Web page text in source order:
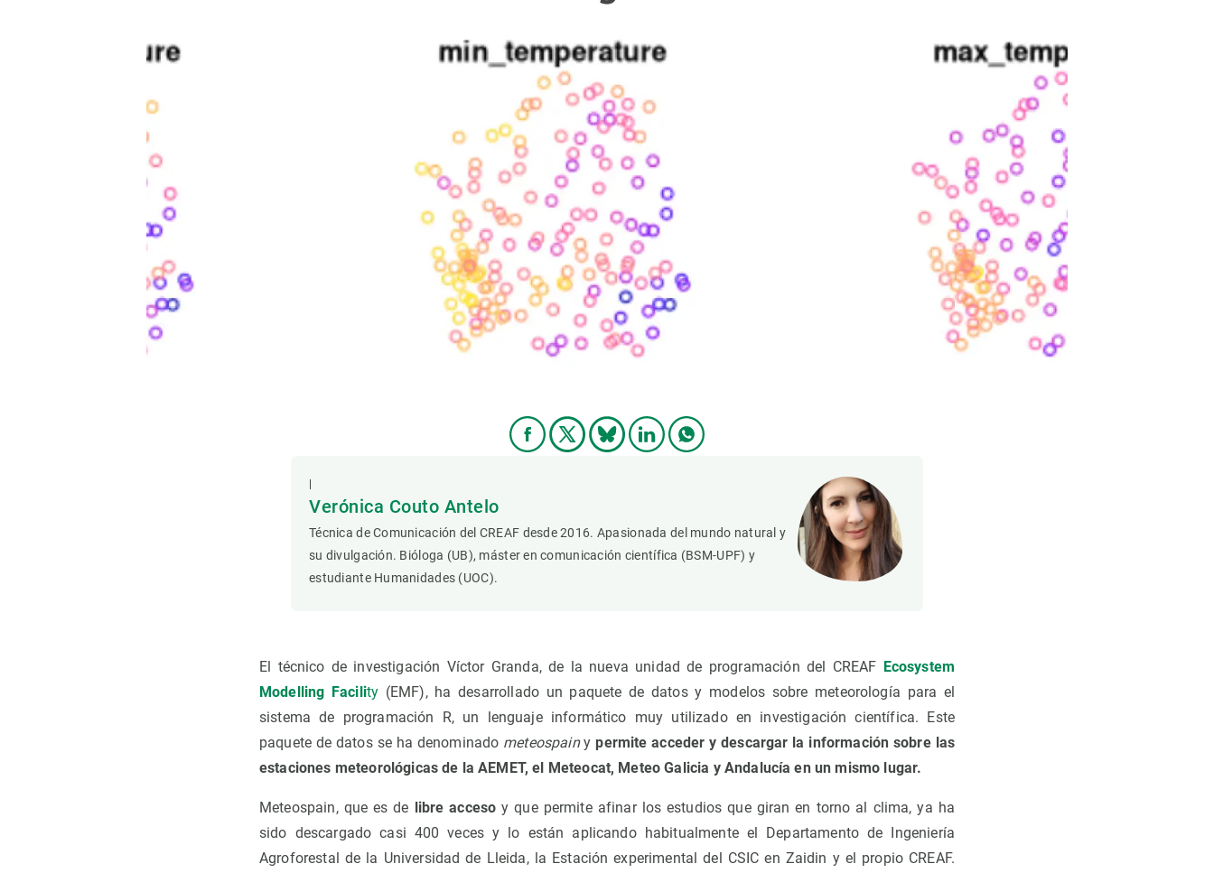
Verónica Couto Antelo
Técnica de Comunicación del CREAF desde 2016. Apasionada del mundo natural y
su divulgación. Bióloga (UB), máster en comunicación científica (BSM-UPF) y
estudiante Humanidades (UOC).
El técnico de investigación Víctor Granda, de la nueva unidad de programación del CREAF Ecosystem
Modelling Facility (EMF), ha desarrollado un paquete de datos y modelos sobre meteorología para el
sistema de programación R, un lenguaje informático muy utilizado en investigación científica. Este
paquete de datos se ha denominado meteospainy permite acceder y descargar la información sobre las
estaciones meteorológicas de la AEMET, el Meteocat, Meteo Galicia y Andalucía en un mismo lugar.
Meteospain, que es de libre acceso y que permite afinar los estudios que giran en torno al clima, ya ha
sido descargado casi 400 veces y lo están aplicando habitualmente el Departamento de Ingeniería
Agroforestal de la Universidad de Lleida, la Estación experimental del CSIC en Zaidin y el propio CREAF.
Equidad, Diversidad e Inclusión (EDI)
Ciencia abierta y gestión del conocimiento
Documentación
Servicios técnicos
Seminarios y actividades internas
NOTICIAS Y AGENDA
Eventos anteriores
Cambio global